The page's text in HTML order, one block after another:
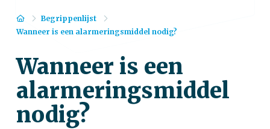
HomeBegrippenlijst
Wanneer is een alarmeringsmiddel nodig?
Wanneer is een
alarmeringsmiddel
nodig?